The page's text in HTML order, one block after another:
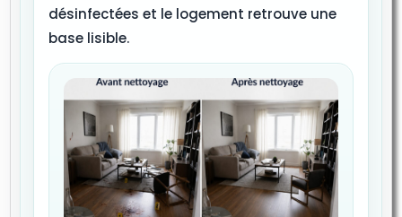
désinfectées et le logement retrouve une
base lisible.